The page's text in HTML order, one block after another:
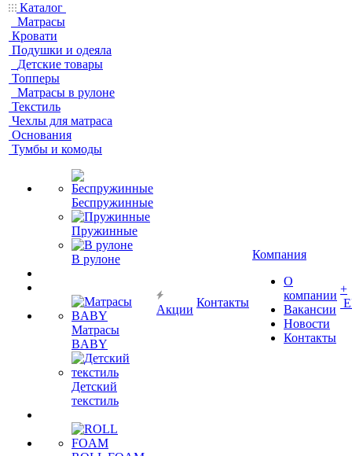
Каталог
Матрасы
Кровати
Подушки и одеяла
Детские товары
Топперы
Матрасы в рулоне
Текстиль
Чехлы для матраса
Основания
Тумбы и комоды
Беспружинные
Пружинные
В рулоне
Матрасы
BABY
Детский
текстиль
Акции
Контакты
Компания
О
компании
Вакансии
Новости
Контакты
+